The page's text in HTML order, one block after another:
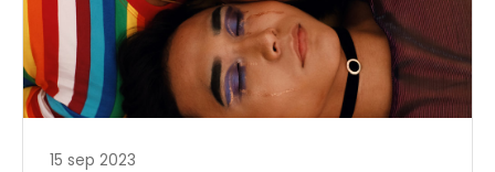
15 sep 2023